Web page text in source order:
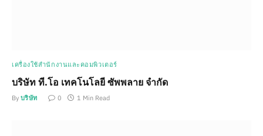
เครื่องใช้สำนักงานและคอมพิวเตอร์
บริษัท ที.โอ เทคโนโลยี ซัพพลาย จำกัด
By บริษัท 0 1 Min Read